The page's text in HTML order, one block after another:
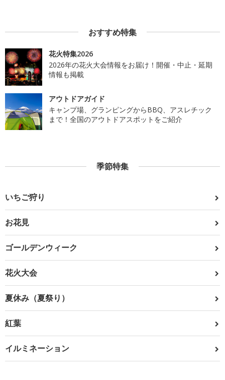
おすすめ特集
花火特集2026
2026年の花火大会情報をお届け！開催・中止・延期
情報も掲載
アウトドアガイド
キャンプ場、グランピングからBBQ、アスレチック
まで！全国のアウトドアスポットをご紹介
季節特集
いちご狩り
お花見
ゴールデンウィーク
花火大会
夏休み（夏祭り）
紅葉
イルミネーション